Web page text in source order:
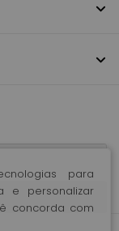
para
e personalizar
concorda com